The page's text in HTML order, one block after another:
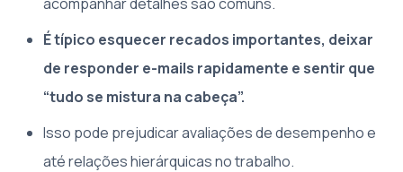
É típico esquecer recados importantes, deixar
de responder e-mails rapidamente e sentir que
“tudo se mistura na cabeça”.
Isso pode prejudicar avaliações de desempenho e
até relações hierárquicas no trabalho.